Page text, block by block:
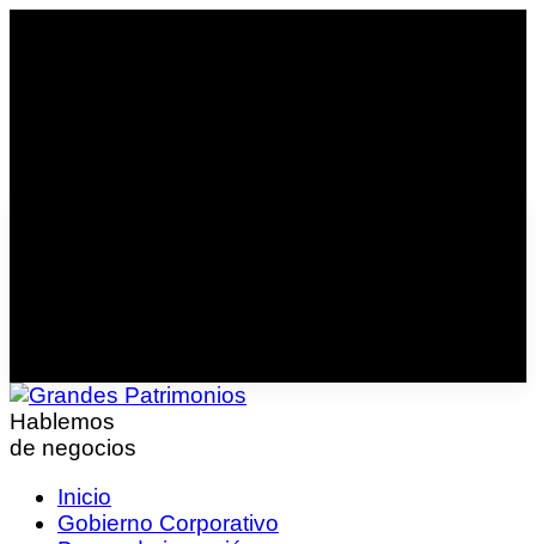
Hablemos
de negocios
Inicio
Gobierno Corporativo